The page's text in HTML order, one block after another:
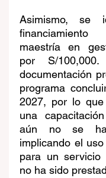
Asimismo, se
maestría en
por S/
documentación
programa
2027, por lo
una
aún no se ha
implicando el
para un servicio
no ha sido